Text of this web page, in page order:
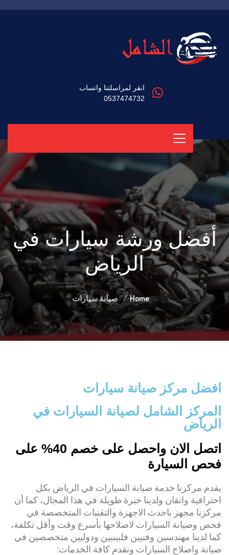
انقر لمراسلتنا واتساب
0537474732
أفضل ورشة سيارات في
الرياض
Home صيانة سيارات
افضل مركز صيانة سيارات
المركز الشامل لصيانة السيارات في
الرياض
اتصل الان واحصل على خصم 40% على
فحص السيارة
يقدم مركزنا خدمة صيانة السيارات في الرياض بكل
احترافية واتقان ولدينا خبرة طويلة في هذا المجال، كما أن
مركزنا مجهز باحدث الاجهزة والتقنيات المتخصصة في
فحص وصيانة السيارات لاصلاحها بأسرع وقت وأقل تكلفة،
كما لدينا مهندسين وفنيين فلبينيين ودوليين متخصصين في
صيانة واصلاح السيارات ونقدم كافة الخدمات: